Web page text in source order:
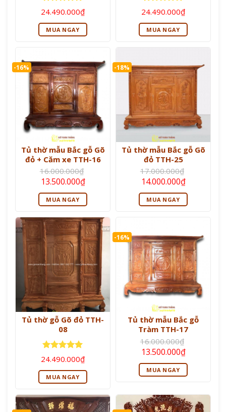
Được xếp
hạng55
sao
24.490.000₫
MUA NGAY
Được xếp
hạng55
sao
24.490.000₫
MUA NGAY
-16%
Tủ thờ mẫu Bắc gỗ Gõ
đỏ + Căm xe TTH-16
16.000.000₫
Giá
gốc
là:
16.000.000₫.
13.500.000₫Giá
hiện
tại
là:
MUA NGAY
-18%
Tủ thờ mẫu Bắc gỗ Gõ
đỏ TTH-25
17.000.000₫
Giá
gốc
là:
17.000.000₫.
14.000.000₫Giá
hiện
tại
là:
MUA NGAY
Tủ thờ gỗ Gõ đỏ TTH-
08
Được xếp
hạng55
sao
24.490.000₫
MUA NGAY
-16%
Tủ thờ mẫu Bắc gỗ
Tràm TTH-17
16.000.000₫
Giá
gốc
là:
16.000.000₫.
13.500.000₫Giá
hiện
tại
là:
MUA NGAY